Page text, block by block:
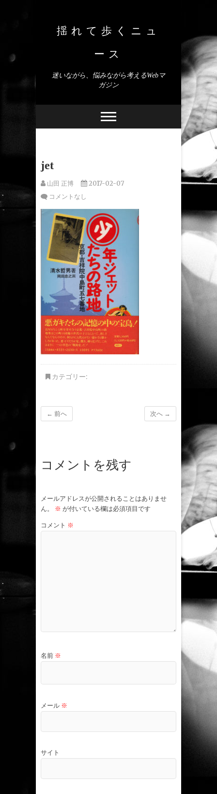
content揺れて歩くニュ
ース
迷いながら、悩みながら考えるWebマ
ガジン
jet
山田 正博
2017-02-07
コメントなし
カテゴリー:
← 前へ 次へ →
コメントを残す
メールアドレスが公開されることはありませ
ん。
※ が付いている欄は必須項目です
コメント ※
名前 ※
メール ※
サイト